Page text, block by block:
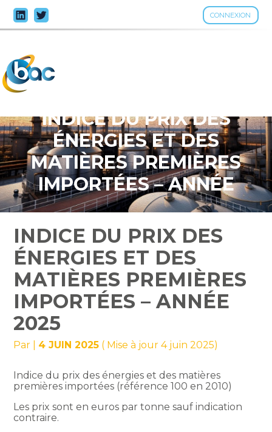
CONNEXION
Aller
au
INDICE DU PRIX DES
ÉNERGIES ET DES
MATIÈRES PREMIÈRES
IMPORTÉES – ANNÉE
2025
INDICE DU PRIX DES
ÉNERGIES ET DES
MATIÈRES PREMIÈRES
IMPORTÉES – ANNÉE
2025
Par 4 JUIN 2025 ( Mise à jour 4 juin 2025)
Indice du prix des énergies et des matières
premières importées (référence 100 en 2010)
Les prix sont en euros par tonne sauf indication
contraire.